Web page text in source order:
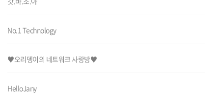
No.1 Technology
♥오리뎅이의 네트워크 사랑방♥
HelloJany